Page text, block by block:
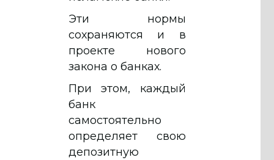
Эти нормы
сохраняются и в
проекте нового
закона о банках.
При этом, каждый
банк
самостоятельно
определяет свою
депозитную